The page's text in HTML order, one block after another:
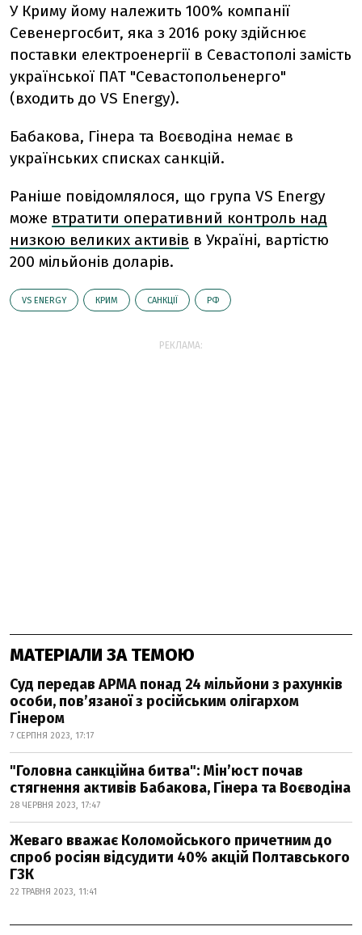
У Криму йому належить 100% компанії
Севенергосбит, яка з 2016 року здійснює
поставки електроенергії в Севастополі замість
української ПАТ "Севастопольенерго"
(входить до VS Energy).
Бабакова, Гінера та Воєводіна немає в
українських списках санкцій.
Раніше повідомлялося, що група VS Energy
може втратити оперативний контроль над
низкою великих активів в Україні, вартістю
200 мільйонів доларів.
VS ENERGY КРИМ САНКЦІЇ РФ
РЕКЛАМА:
МАТЕРІАЛИ ЗА ТЕМОЮ
Суд передав АРМА понад 24 мільйони з рахунків
особи, пов’язаної з російським олігархом
Гінером
7 СЕРПНЯ 2023, 17:17
"Головна санкційна битва": Мін’юст почав
стягнення активів Бабакова, Гінера та Воєводіна
28 ЧЕРВНЯ 2023, 17:47
Жеваго вважає Коломойського причетним до
спроб росіян відсудити 40% акцій Полтавського
ГЗК
22 ТРАВНЯ 2023, 11:41